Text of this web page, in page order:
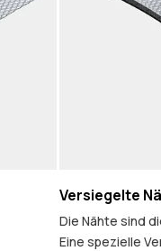
Versiegelte
Die Nähte sind
Eine spezielle